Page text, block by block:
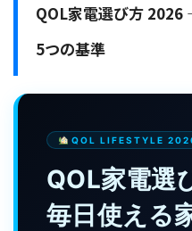
QOL家電選び方 2026
5つの基準
QOL LIFESTYLE
QOL家電選
毎日使える